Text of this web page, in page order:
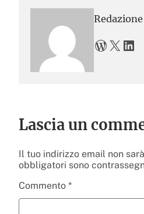
Redazione
WordPress X LinkedIn
Lascia un
Il tuo indirizzo email non
obbligatori sono
Commento *